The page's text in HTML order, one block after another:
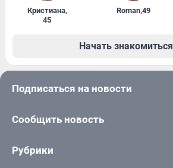
Кристиана,
45
Roman,49
Начать знакомиться
Подписаться на новости
Сообщить новость
Рубрики